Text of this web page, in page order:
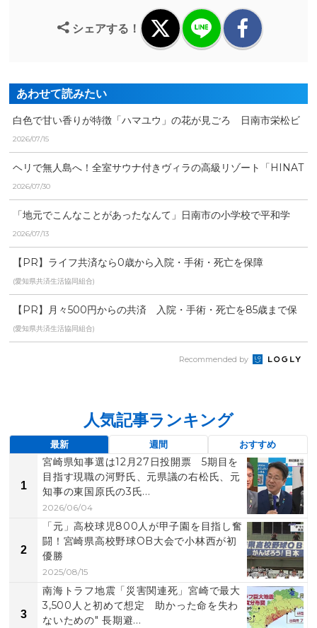
シェアする！
あわせて読みたい
白色で甘い香りが特徴「ハマユウ」の花が見ごろ 日南市栄松ビ
ーチ
2026/07/15
ヘリで無人島へ！全室サウナ付きヴィラの高級リゾート「HINAT
A大島」が宮崎県日...
2026/07/30
「地元でこんなことがあったなんて」日南市の小学校で平和学
習 人間魚雷「回天」基地...
2026/07/13
【PR】ライフ共済なら0歳から入院・手術・死亡を保障
(愛知県共済生活協同組合)
【PR】月々500円からの共済 入院・手術・死亡を85歳まで保
障
(愛知県共済生活協同組合)
Recommended by
人気記事ランキング
最新 週間 おすすめ
1
宮崎県知事選は12月27日投開票 5期目を
目指す現職の河野氏、元県議の右松氏、元
知事の東国原氏の3氏...
2026/06/04
2
「元」高校球児800人が甲子園を目指し奮
闘！宮崎県高校野球OB大会で小林西が初
優勝
2025/08/15
3
南海トラフ地震「災害関連死」宮崎で最大
3,500人と初めて想定 助かった命を失わ
ないための" 長期避...